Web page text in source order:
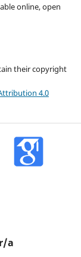
online, open
their copyright
4.0
a